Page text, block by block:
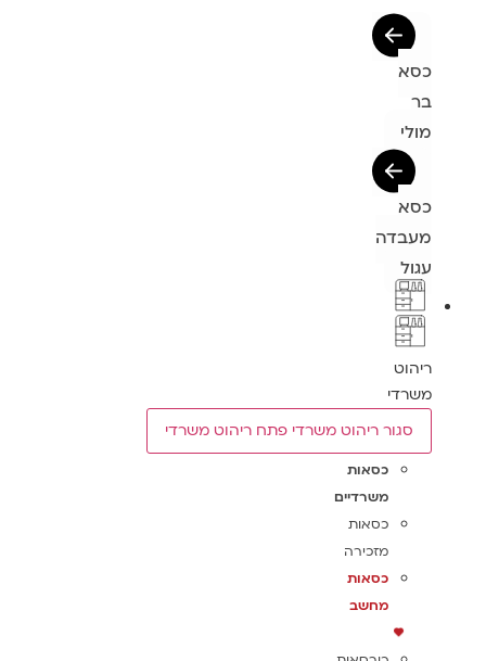
כסא
בר
מולי
כסא
מעבדה
עגול
ריהוט
משרדי
סגור ריהוט משרדי פתח ריהוט משרדי
כסאות
משרדיים
כסאות
מזכירה
כסאות
מחשב